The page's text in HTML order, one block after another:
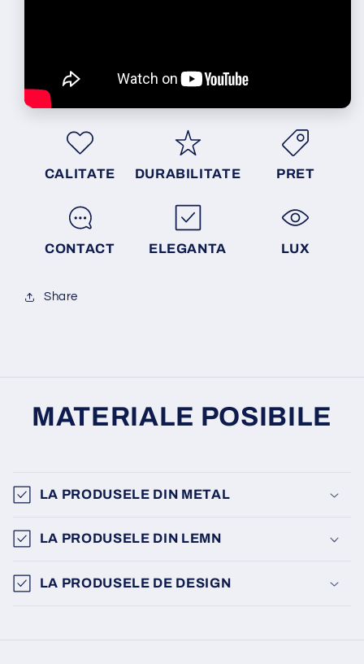
CALITATE DURABILITATE PRET
CONTACT ELEGANTA LUX
Share
MATERIALE POSIBILE
LA PRODUSELE DIN METAL
LA PRODUSELE DIN LEMN
LA PRODUSELE DE DESIGN